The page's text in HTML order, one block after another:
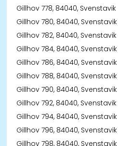
Gillhov 778, 84040, Svenstavik
Gillhov 780, 84040, Svenstavik
Gillhov 782, 84040, Svenstavik
Gillhov 784, 84040, Svenstavik
Gillhov 786, 84040, Svenstavik
Gillhov 788, 84040, Svenstavik
Gillhov 790, 84040, Svenstavik
Gillhov 792, 84040, Svenstavik
Gillhov 794, 84040, Svenstavik
Gillhov 796, 84040, Svenstavik
Gillhov 798, 84040, Svenstavik